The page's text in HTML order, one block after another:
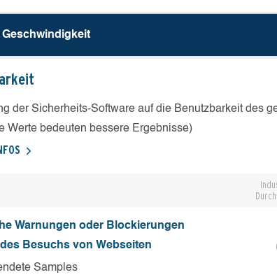
Geschw­indigkeit
der Sicherheits-Software auf die Benutzbarkeit des
Werte bedeuten bessere Ergebnisse)
Warnungen oder Blockierungen
Besuchs von Webseiten
Samples